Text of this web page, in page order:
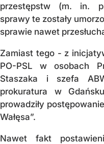
przestępstw (m. in.
sprawy te zostały
sprawie nawet
Zamiast tego - z
PO-PSL w osobach
Staszaka i szefa
prokuratura w
prowadziły
Wałęsa”.
Nawet fakt